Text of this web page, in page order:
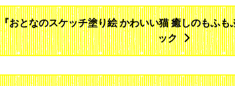
『おとなのスケッチ塗り絵 かわいい猫 癒しのもふも
ック